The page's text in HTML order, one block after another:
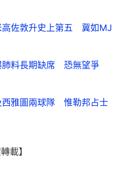
高佐敦升史上第五 冀如MJ
肺料長期缺席 恐無望爭
西雅圖兩球隊 惟勒邦占士
載】